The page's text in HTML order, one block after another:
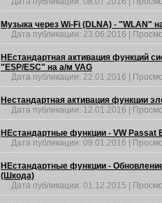
Музыка через Wi-Fi (DLNA) - "WLAN"
Дата публикации: 23.06.2016
НЕстандартная активация функций
"ESP/ESC" на а/м VAG
Дата публикации: 22.01.2016
Нестандартная активация функции
Дата публикации: 12.01.2016
НЕстандартные функции - VW Passat
Дата публикации: 09.01.2016
НЕстандартные функции -
(Шкода)
Дата публикации: 01.12.2015